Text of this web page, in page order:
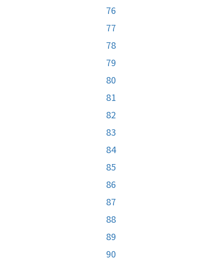
76
77
78
79
80
81
82
83
84
85
86
87
88
89
90